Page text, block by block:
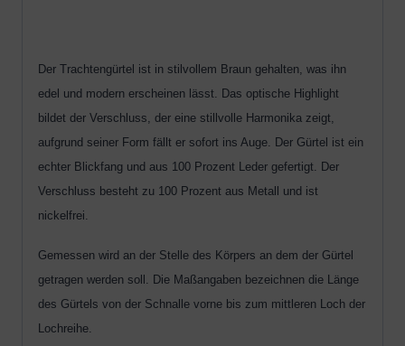
Der Trachtengürtel ist in stilvollem Braun gehalten, was ihn
edel und modern erscheinen lässt. Das optische Highlight
bildet der Verschluss, der eine stillvolle Harmonika zeigt,
aufgrund seiner Form fällt er sofort ins Auge. Der Gürtel ist ein
echter Blickfang und aus 100 Prozent Leder gefertigt. Der
Verschluss besteht zu 100 Prozent aus Metall und ist
nickelfrei.
Gemessen wird an der Stelle des Körpers an dem der Gürtel
getragen werden soll. Die Maßangaben bezeichnen die Länge
des Gürtels von der Schnalle vorne bis zum mittleren Loch der
Lochreihe.